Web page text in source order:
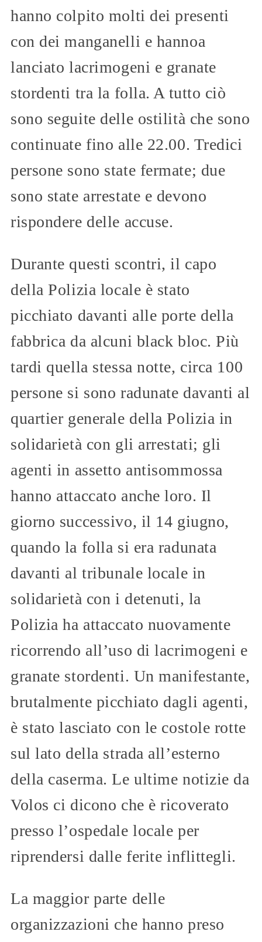
hanno colpito molti dei presenti
con dei manganelli e hannoa
lanciato lacrimogeni e granate
stordenti tra la folla. A tutto ciò
sono seguite delle ostilità che sono
continuate fino alle 22.00. Tredici
persone sono state fermate; due
sono state arrestate e devono
rispondere delle accuse.
Durante questi scontri, il capo
della Polizia locale è stato
picchiato davanti alle porte della
fabbrica da alcuni black bloc. Più
tardi quella stessa notte, circa 100
persone si sono radunate davanti al
quartier generale della Polizia in
solidarietà con gli arrestati; gli
agenti in assetto antisommossa
hanno attaccato anche loro. Il
giorno successivo, il 14 giugno,
quando la folla si era radunata
davanti al tribunale locale in
solidarietà con i detenuti, la
Polizia ha attaccato nuovamente
ricorrendo all’uso di lacrimogeni e
granate stordenti. Un manifestante,
brutalmente picchiato dagli agenti,
è stato lasciato con le costole rotte
sul lato della strada all’esterno
della caserma. Le ultime notizie da
Volos ci dicono che è ricoverato
presso l’ospedale locale per
riprendersi dalle ferite inflittegli.
La maggior parte delle
organizzazioni che hanno preso